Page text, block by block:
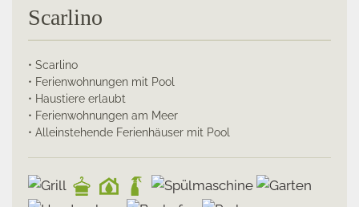
Scarlino
• Scarlino
• Ferienwohnungen mit Pool
• Haustiere erlaubt
• Ferienwohnungen am Meer
• Alleinstehende Ferienhäuser mit Pool